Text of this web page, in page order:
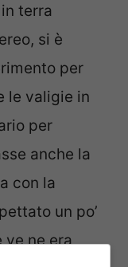
terra
si è
per
le valigie in
per
anche la
con la
un po’
ve ne era